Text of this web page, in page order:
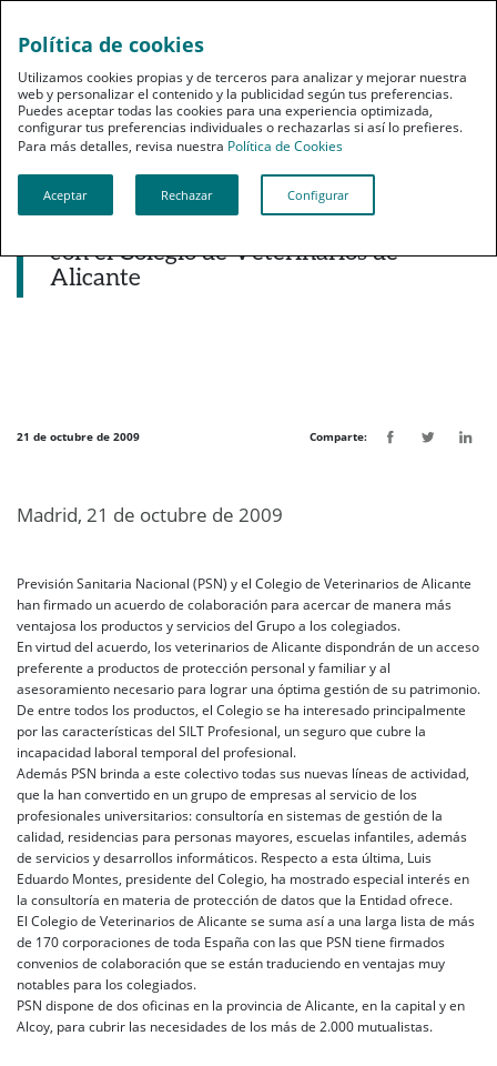
Noticias destacadas
PSN firma un convenio de colaboración
con el Colegio de Veterinarios de
Alicante
21 de octubre de 2009 Comparte:
Madrid, 21 de octubre de 2009
Previsión Sanitaria Nacional (PSN) y el Colegio de Veterinarios de Alicante
han firmado un acuerdo de colaboración para acercar de manera más
ventajosa los productos y servicios del Grupo a los colegiados.
En virtud del acuerdo, los veterinarios de Alicante dispondrán de un acceso
preferente a productos de protección personal y familiar y al
asesoramiento necesario para lograr una óptima gestión de su patrimonio.
De entre todos los productos, el Colegio se ha interesado principalmente
por las características del SILT Profesional, un seguro que cubre la
incapacidad laboral temporal del profesional.
Además PSN brinda a este colectivo todas sus nuevas líneas de actividad,
que la han convertido en un grupo de empresas al servicio de los
profesionales universitarios: consultoría en sistemas de gestión de la
calidad, residencias para personas mayores, escuelas infantiles, además
de servicios y desarrollos informáticos. Respecto a esta última, Luis
Eduardo Montes, presidente del Colegio, ha mostrado especial interés en
la consultoría en materia de protección de datos que la Entidad ofrece.
El Colegio de Veterinarios de Alicante se suma así a una larga lista de más
de 170 corporaciones de toda España con las que PSN tiene firmados
convenios de colaboración que se están traduciendo en ventajas muy
notables para los colegiados.
PSN dispone de dos oficinas en la provincia de Alicante, en la capital y en
Alcoy, para cubrir las necesidades de los más de 2.000 mutualistas.
Política de cookies
Utilizamos cookies propias y de terceros para analizar y mejorar nuestra
web y personalizar el contenido y la publicidad según tus preferencias.
Puedes aceptar todas las cookies para una experiencia optimizada,
configurar tus preferencias individuales o rechazarlas si así lo prefieres.
Para más detalles, revisa nuestra Política de Cookies
Aceptar Rechazar Configurar